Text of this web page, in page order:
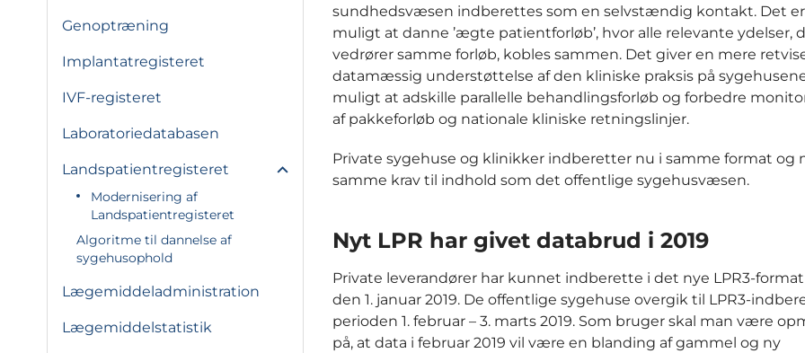
Genoptræning
Implantatregisteret
IVF-registeret
Laboratoriedatabasen
Landspatientregisteret
Modernisering af
Landspatientregisteret
Algoritme til dannelse af
sygehusophold
Lægemiddeladministration
Lægemiddelstatistik
sundhedsvæsen indberettes som en selvstændig kontakt. Det
muligt at danne ’ægte patientforløb’, hvor alle relevante ydelser,
vedrører samme forløb, kobles sammen. Det giver en mere
datamæssig understøttelse af den kliniske praksis på
muligt at adskille parallelle behandlingsforløb og forbedre
af pakkeforløb og nationale kliniske retningslinjer.
Private sygehuse og klinikker indberetter nu i samme format og
samme krav til indhold som det offentlige sygehusvæsen.
Nyt LPR har givet databrud i 2019
Private leverandører har kunnet indberette i det nye LPR3-
den 1. januar 2019. De offentlige sygehuse overgik til LPR3-
perioden 1. februar – 3. marts 2019. Som bruger skal man være
på, at data i februar 2019 vil være en blanding af gammel og ny